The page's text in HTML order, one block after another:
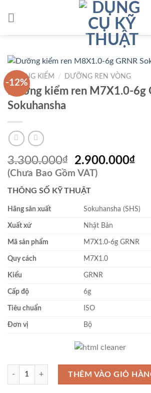
-12%
DƯỠNG KIỂM / DƯỠNG REN VÒNG
Dưỡng kiểm ren M7X1.0-6g
Sokuhansha
3.300.000₫
Giá
gốc
là:
3.300.000₫.
2.900.000₫Giá
(Chưa Bao Gồm VAT)
THÔNG SỐ KỸ THUẬT
Hãng sản xuất Sokuhansha (SHS)
Xuất xứ Nhật Bản
Mã sản phẩm M7X1.0-6g GRNR
Quy cách M7X1.0
Kiểu GRNR
Cấp độ 6g
Tiêu chuẩn ISO
Đơn vị Bộ
Dưỡng kiểm ren M7X1.0-6g GRNR
THÊM VÀO GIỎ